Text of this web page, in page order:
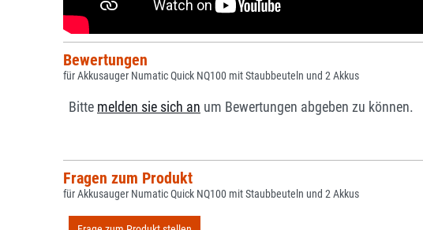
Bewertungen
für Akkusauger Numatic Quick NQ100 mit Staubbeuteln und 2 Akkus
Bitte melden sie sich an um Bewertungen abgeben zu können.
Fragen zum Produkt
für Akkusauger Numatic Quick NQ100 mit Staubbeuteln und 2 Akkus